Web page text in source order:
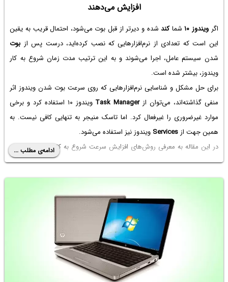
افزایش می‌دهند
اگر ویندوز ۱۰ شماکندشده و دیرتر از قبل بوت می‌شود، احتمال قریب به یقین
این است که تعدادی از نرم‌افزارهایی که نصب کرده‌اید، درست پس از بوت
شدن سیستم عامل، اجرا می‌شوند و به این ترتیب مدت زمان شروع به کار
ویندوز، بیشتر شده است.
برای حل مشکل و شناسایی نرم‌افزارهایی که روی سرعت بوت شدن ویندوز اثر
منفی گذاشته‌اند، می‌توان ازTask Manager
ویندوز ۱۰ استفاده کرد و برخی
موارد غیرضروری را غیرفعال کرد. اما تاسک منیجر به تنهایی کافی نیست. به
همین جهت ازServices ویندوز نیز استفاده می‌شود.
در این مقاله به معرفی روش‌های افزایش سرعت شروع به کار ویندوز و معرفی
یک نرم‌افزار جالب برای شناسایی برنامه‌های استارت‌آپ و همین‌طور معرفی
نرم‌افزارها و سرویس‌هایی که معمولاً سرعت بالا آمدن ویندوز را کم می‌کنند،
ادامه‌ی مطلب ...